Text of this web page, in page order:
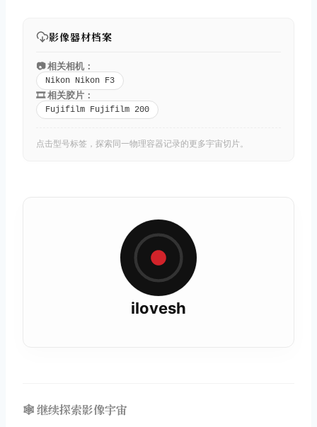
影像器材档案
📷 相关相机：
Nikon Nikon F3
🎞️ 相关胶片：
Fujifilm Fujifilm 200
点击型号标签，探索同一物理容器记录的更多宇宙切片。
ilovesh
🕸️ 继续探索影像宇宙